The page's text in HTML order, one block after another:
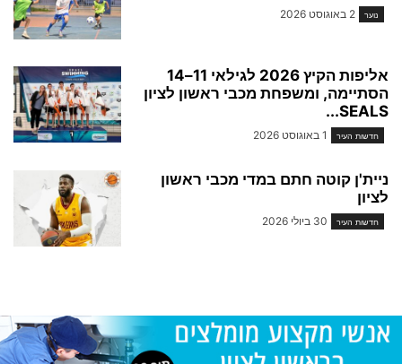
נוער 2 באוגוסט 2026
אליפות הקיץ 2026 לגילאי 11–14
הסתיימה, ומשפחת מכבי ראשון לציון
SEALS...
חדשות העיר 1 באוגוסט 2026
ניית'ן קוטה חתם במדי מכבי ראשון
לציון
חדשות העיר 30 ביולי 2026